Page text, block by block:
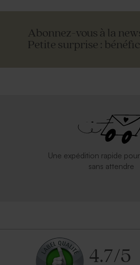
Abonnez-vous à la
Petite surprise :
Une expédition rapide
sans attendre
4.7/5